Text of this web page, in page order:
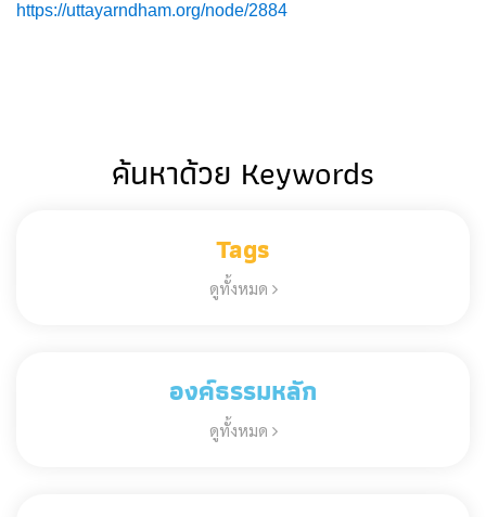
https://uttayarndham.org/node/2884
ค้นหาด้วย Keywords
Tags
ดูทั้งหมด
องค์ธรรมหลัก
ดูทั้งหมด